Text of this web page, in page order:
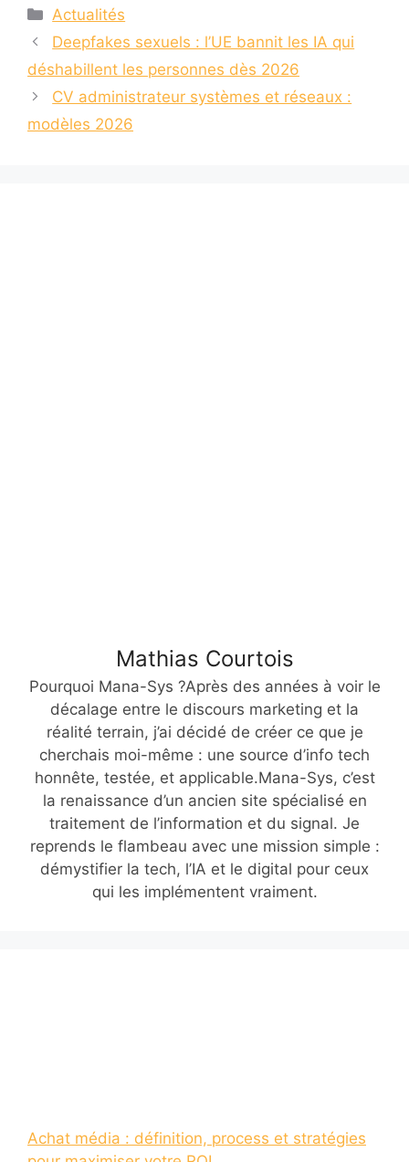
Catégories
Actualités
Deepfakes sexuels : l’UE bannit les IA qui
déshabillent les personnes dès 2026
CV administrateur systèmes et réseaux :
modèles 2026
Mathias Courtois
Pourquoi Mana-Sys ?Après des années à voir le
décalage entre le discours marketing et la
réalité terrain, j’ai décidé de créer ce que je
cherchais moi-même : une source d’info tech
honnête, testée, et applicable.Mana-Sys, c’est
la renaissance d’un ancien site spécialisé en
traitement de l’information et du signal. Je
reprends le flambeau avec une mission simple :
démystifier la tech, l’IA et le digital pour ceux
qui les implémentent vraiment.
Achat média : définition, process et stratégies